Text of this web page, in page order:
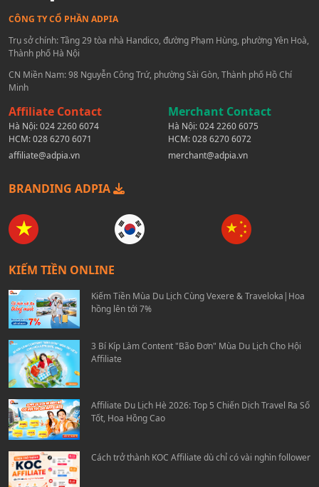
CÔNG TY CỔ PHẦN ADPIA
Trụ sở chính: Tầng 29 tòa nhà Handico, đường Phạm Hùng, phường Yên Hoà,
Thành phố Hà Nội
CN Miền Nam: 98 Nguyễn Công Trứ, phường Sài Gòn, Thành phố Hồ Chí
Minh
Affiliate Contact
Hà Nội:024 2260 6074
HCM:028 6270 6071
affiliate@adpia.vn
Merchant Contact
Hà Nội:024 2260 6075
HCM:028 6270 6072
merchant@adpia.vn
BRANDING ADPIA
KIẾM TIỀN ONLINE
Kiếm Tiền Mùa Du Lịch Cùng Vexere & Traveloka|Hoa
hồng lên tới 7%
3 Bí Kíp Làm Content "Bão Đơn" Mùa Du Lịch Cho Hội
Affiliate
Affiliate Du Lịch Hè 2026: Top 5 Chiến Dịch Travel Ra Số
Tốt, Hoa Hồng Cao
Cách trở thành KOC Affiliate dù chỉ có vài nghìn follower